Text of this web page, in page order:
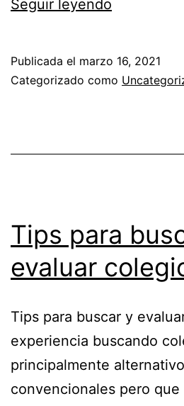
Seguir leyendo
Publicada el marzo 16, 2021
Categorizado como
Tips para
evaluar
Tips para buscar y
experiencia buscando
principalmente
convencionales pero